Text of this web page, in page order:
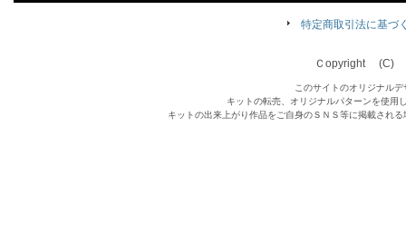
特定商取引法に基づ
Ｃopyright (C)
このサイトのオリジナル
キットの転売、オリジナルパターンを使用
キットの出来上がり作品をご自身のＳＮＳ等に掲載され